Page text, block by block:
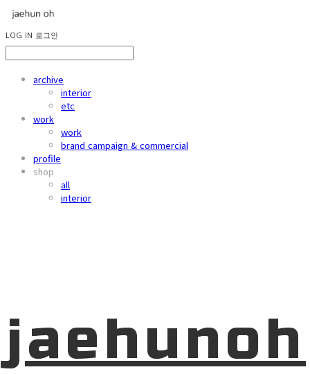
LOG IN 로그인
archive
interior
etc
work
work
brand campaign & commercial
profile
shop
all
interior
jaehunoh